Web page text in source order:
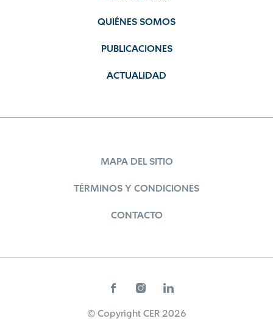
QUIÉNES SOMOS
PUBLICACIONES
ACTUALIDAD
MAPA DEL SITIO
TÉRMINOS Y CONDICIONES
CONTACTO
© Copyright CER 2026